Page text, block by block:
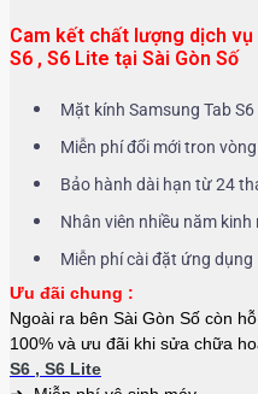
Cam kết chất lượng dịch
S6 , S6 Lite tại Sài Gòn Số
Mặt kính Samsung Tab
Miễn phí đổi mới tron
Bảo hành dài hạn từ 24
Nhân viên nhiều năm kinh
Miễn phí cài đặt ứng dụng
Ưu đãi chung :
Ngoài ra bên Sài Gòn Số còn
100% và ưu đãi khi sửa chữa
S6 , S6 Lite